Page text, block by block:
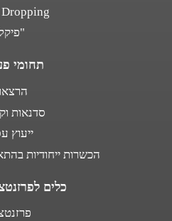
Dropping
תחומי
סדנאות
ייעוץ
הכשרות ייחודיות
כלים